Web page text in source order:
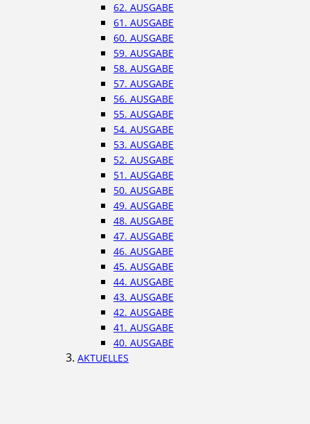
62. AUSGABE
61. AUSGABE
60. AUSGABE
59. AUSGABE
58. AUSGABE
57. AUSGABE
56. AUSGABE
55. AUSGABE
54. AUSGABE
53. AUSGABE
52. AUSGABE
51. AUSGABE
50. AUSGABE
49. AUSGABE
48. AUSGABE
47. AUSGABE
46. AUSGABE
45. AUSGABE
44. AUSGABE
43. AUSGABE
42. AUSGABE
41. AUSGABE
40. AUSGABE
AKTUELLES